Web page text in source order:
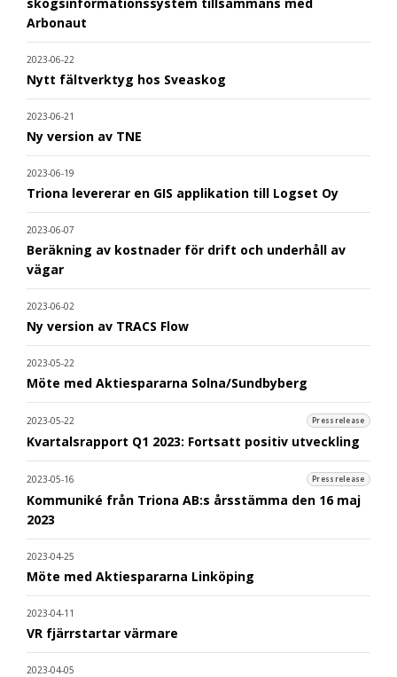
skogsinformationssystem tillsammans med
Arbonaut
2023-06-22
Nytt fältverktyg hos Sveaskog
2023-06-21
Ny version av TNE
2023-06-19
Triona levererar en GIS applikation till Logset Oy
2023-06-07
Beräkning av kostnader för drift och underhåll av
vägar
2023-06-02
Ny version av TRACS Flow
2023-05-22
Möte med Aktiespararna Solna/Sundbyberg
2023-05-22 Pressrelease
Kvartalsrapport Q1 2023: Fortsatt positiv utveckling
2023-05-16 Pressrelease
Kommuniké från Triona AB:s årsstämma den 16 maj
2023
2023-04-25
Möte med Aktiespararna Linköping
2023-04-11
VR fjärrstartar värmare
2023-04-05